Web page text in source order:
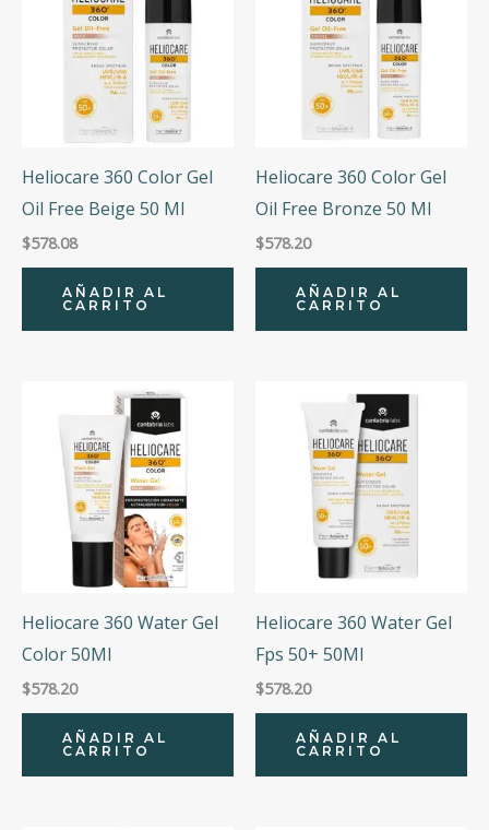
Heliocare 360 Color Gel
Oil Free Beige 50 Ml
$578.08
AÑADIR AL
CARRITO
Heliocare 360 Color Gel
Oil Free Bronze 50 Ml
$578.20
AÑADIR AL
CARRITO
Heliocare 360 Water Gel
Color 50Ml
$578.20
AÑADIR AL
CARRITO
Heliocare 360 Water Gel
Fps 50+ 50Ml
$578.20
AÑADIR AL
CARRITO